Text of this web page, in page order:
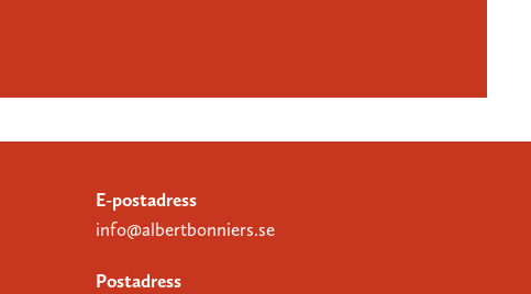
E-postadress
info@albertbonniers.se
Postadress